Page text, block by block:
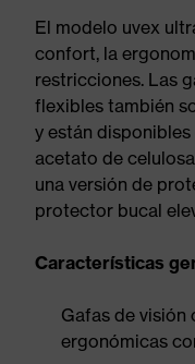
El modelo uvex
confort, la
restricciones. Las
flexibles también
y están
acetato de
una versión de
protector bucal
Características
Gafas de visión
ergonómicas